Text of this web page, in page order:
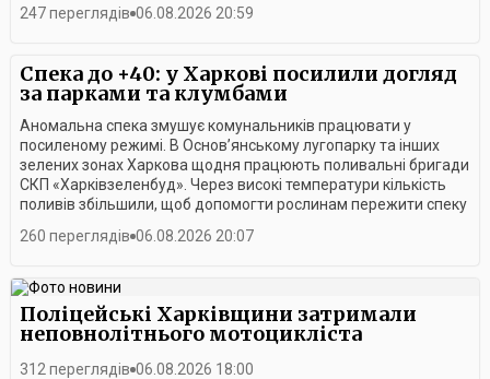
247 переглядів 06.08.2026 20:59
Спека до +40: у Харкові посилили догляд
за парками та клумбами
Аномальна спека змушує комунальників працювати у
посиленому режимі. В Основ’янському лугопарку та інших
зелених зонах Харкова щодня працюють поливальні бригади
СКП «Харківзеленбуд». Через високі температури кількість
поливів збільшили, щоб допомогти рослинам пережити спеку
виконують у ранкові години, коли сонце ще не встигло
максимально зволожити ґрунт, щоб рослини мали запас
вологи на кілька годин. Додатковий полив проводять також
удень і ввечері.У підприємстві зазначають, що поливальні
бригади продовжать працювати у посиленому режимі доти,
доки в Харкові триматиметься спекотна погода.
260 переглядів 06.08.2026 20:07
Поліцейські Харківщини затримали
неповнолітнього мотоцикліста
312 переглядів 06.08.2026 18:00